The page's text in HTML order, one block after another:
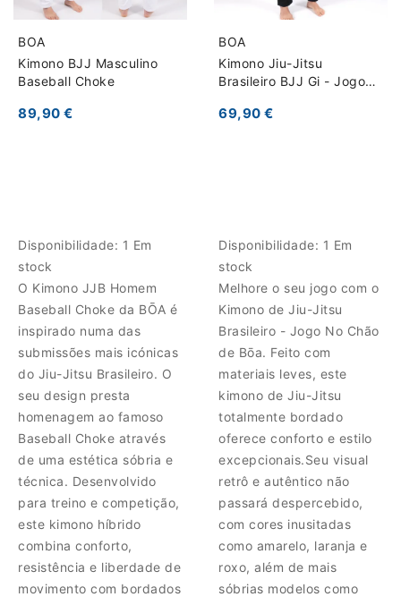
BOA
Kimono BJJ Masculino
Baseball Choke
89,90 €
Disponibilidade: 1 Em
stock
O Kimono JJB Homem
Baseball Choke da BŌA é
inspirado numa das
submissões mais icónicas
do Jiu-Jitsu Brasileiro. O
seu design presta
homenagem ao famoso
Baseball Choke através
de uma estética sóbria e
técnica. Desenvolvido
para treino e competição,
este kimono híbrido
combina conforto,
resistência e liberdade de
movimento com bordados
BOA
Kimono Jiu-Jitsu
Brasileiro BJJ Gi - Jogo
69,90 €
Disponibilidade: 1 Em
stock
Melhore o seu jogo com o
Kimono de Jiu-Jitsu
Brasileiro - Jogo No Chão
de Bōa. Feito com
materiais leves, este
kimono de Jiu-Jitsu
totalmente bordado
oferece conforto e estilo
excepcionais.Seu visual
retrô e autêntico não
passará despercebido,
com cores inusitadas
como amarelo, laranja e
roxo, além de mais
sóbrias modelos como